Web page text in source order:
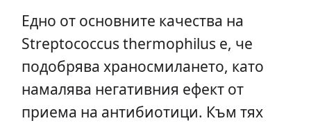
Едно от основните качества на
Streptococcus thermophilus е, че
подобрява храносмилането, като
намалява негативния ефект от
приема на антибиотици. Към тях